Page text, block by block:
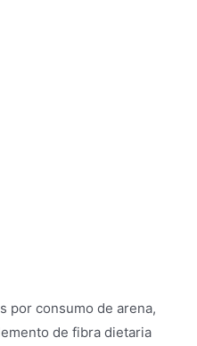
por consumo de arena,
de fibra dietaria